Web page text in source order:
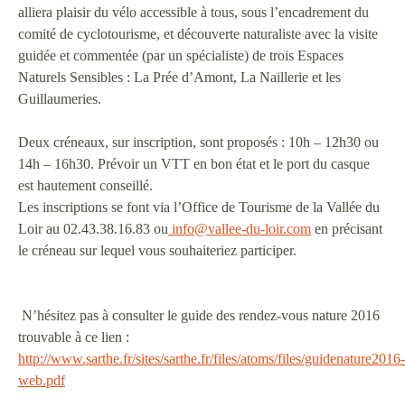
alliera plaisir du vélo accessible à tous, sous l’encadrement du
comité de cyclotourisme, et découverte naturaliste avec la visite
guidée et commentée (par un spécialiste) de trois Espaces
Naturels Sensibles : La Prée d’Amont, La Naillerie et les
Guillaumeries.
Deux créneaux, sur inscription, sont proposés : 10h – 12h30 ou
14h – 16h30. Prévoir un VTT en bon état et le port du casque
est hautement conseillé.
Les inscriptions se font via l’Office de Tourisme de la Vallée du
Loir au 02.43.38.16.83 ou info@vallee-du-loir.com en précisant
le créneau sur lequel vous souhaiteriez participer.
N’hésitez pas à consulter le guide des rendez-vous nature 2016
trouvable à ce lien :
http://www.sarthe.fr/sites/sarthe.fr/files/atoms/files/guidenature2016-
web.pdf